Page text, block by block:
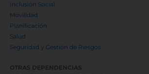
Inclusión Social
Movilidad
Planificación
Salud
Seguridad y Gestión de Riesgos
OTRAS DEPENDENCIAS